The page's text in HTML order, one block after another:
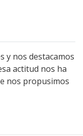
y nos destacamos
actitud nos ha
nos propusimos